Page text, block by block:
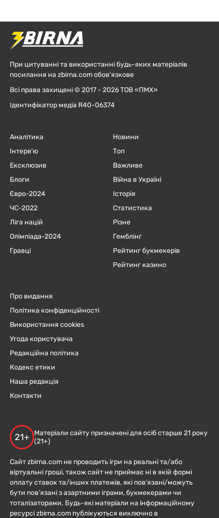
При цитуванні та використанні будь-яких матеріалів
посилання на zbirna.com обов'язкове
Всі права захищені © 2017 - 2026 ТОВ «ПМХ»
Ідентифікатор медіа R40-06374
Аналітика
Інтерв'ю
Ексклюзив
Блоги
Євро-2024
ЧC-2022
Ліга націй
Олімпіада-2024
Гравці
Новини
Топ
Важливе
Війна в Україні
Історія
Статистика
Різне
Гемблінг
Рейтинг букмекерів
Рейтинг казино
Про видання
Політика конфіденційності
Використання cookies
Угода користувача
Редакційна політика
Кодекс етики
Наша редакція
Контакти
21+
Матеріали сайту призначені для осіб старше 21 року
(21+)
Сайт zbirna.com не проводить ігри на реальні та/або
віртуальні гроші, також сайт не приймає ні в якій формі
оплату ставок та/інших платежів, які пов’язані/можуть
бути пов’язані з азартними іграми, букмекерами чи
тоталізаторами. Будь-які матеріали на інформаційному
ресурсі zbirna.com публікуються виключно в